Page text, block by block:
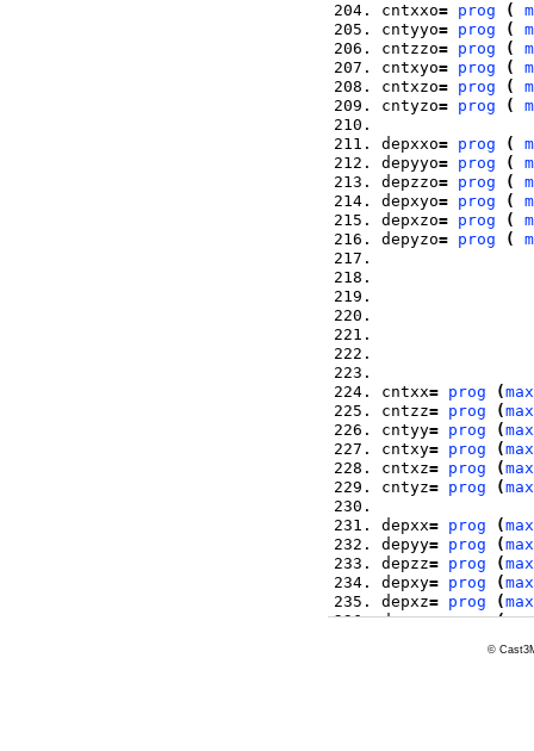
cntxxo= prog (
cntyyo= prog (
cntzzo= prog (
cntxyo= prog (
cntxzo= prog (
cntyzo= prog (
depxxo= prog (
depyyo= prog (
depzzo= prog (
depxyo= prog (
depxzo= prog (
depyzo= prog (
cntxx= prog (
cntzz= prog (
cntyy= prog (
cntxy= prog (
cntxz= prog (
cntyz= prog (
depxx= prog (
depyy= prog (
depzz= prog (
depxy= prog (
depxz= prog (
depyz= prog (
©